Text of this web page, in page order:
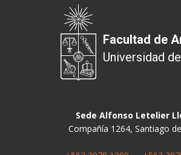
Facultad de
Universidad
Sede Alfonso Letelier
Compañía 1264, Santiago